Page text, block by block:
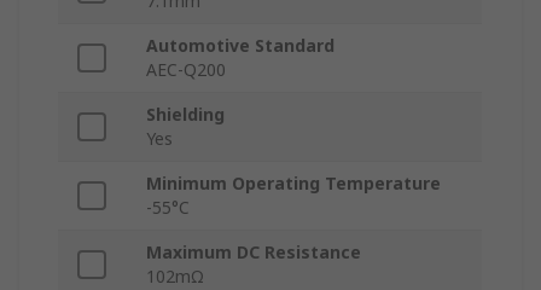
Automotive Standard
AEC-Q200
Shielding
Yes
Minimum Operating Temperature
-55°C
Maximum DC Resistance
102mΩ